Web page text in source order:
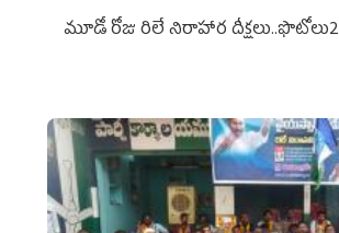
మూడో రోజు రిలే నిరాహార దీక్షలు..ఫొటోలు2